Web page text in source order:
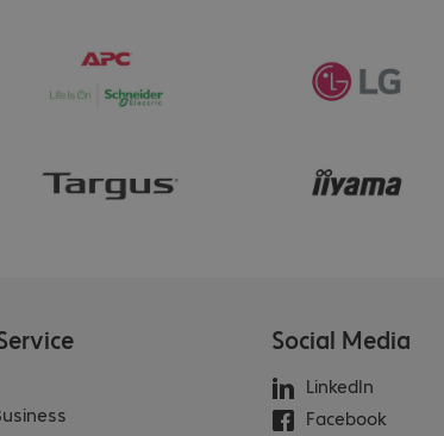
Social Media
LinkedIn
Facebook